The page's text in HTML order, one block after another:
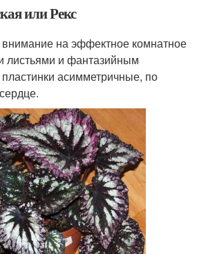
или Рекс
на эффектное комнатное
листьями и фантазийным
асимметричные, по